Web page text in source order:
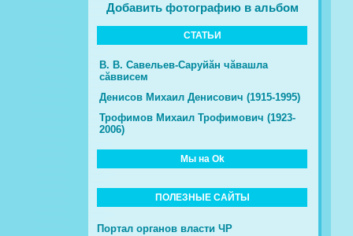
Добавить фотографию в альбом
СТАТЬИ
В. В. Савельев-Саруйăн чăвашла
сăввисем
Денисов Михаил Денисович (1915-1995)
Трофимов Михаил Трофимович (1923-
2006)
Мы на Ok
ПОЛЕЗНЫЕ САЙТЫ
Портал органов власти ЧР